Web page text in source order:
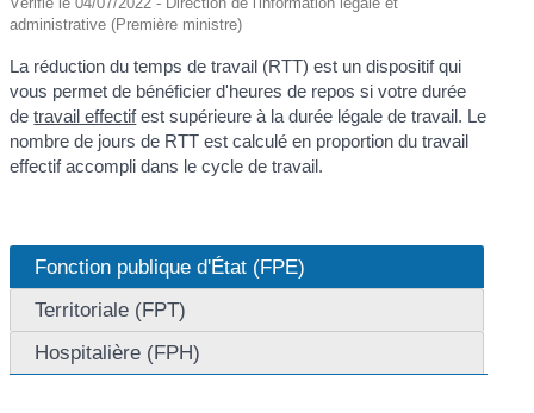
administrative (Première ministre)
La réduction du temps de travail (RTT) est un dispositif qui
vous permet de bénéficier d'heures de repos si votre durée
detravail effectifest supérieure à la durée légale de travail. Le
nombre de jours de RTT est calculé en proportion du travail
effectif accompli dans le cycle de travail.
Fonction publique d'État (FPE)
Territoriale (FPT)
Hospitalière (FPH)